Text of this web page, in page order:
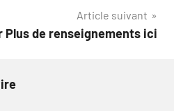
Article suivant
Plus de renseignements ici